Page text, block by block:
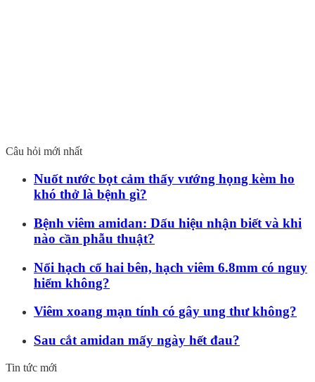
Câu hỏi mới nhất
Nuốt nước bọt cảm thấy vướng họng kèm ho
khó thở là bệnh gì?
Bệnh viêm amidan: Dấu hiệu nhận biết và khi
nào cần phẫu thuật?
Nổi hạch cổ hai bên, hạch viêm 6.8mm có nguy
hiểm không?
Viêm xoang mạn tính có gây ung thư không?
Sau cắt amidan mấy ngày hết đau?
Tin tức mới